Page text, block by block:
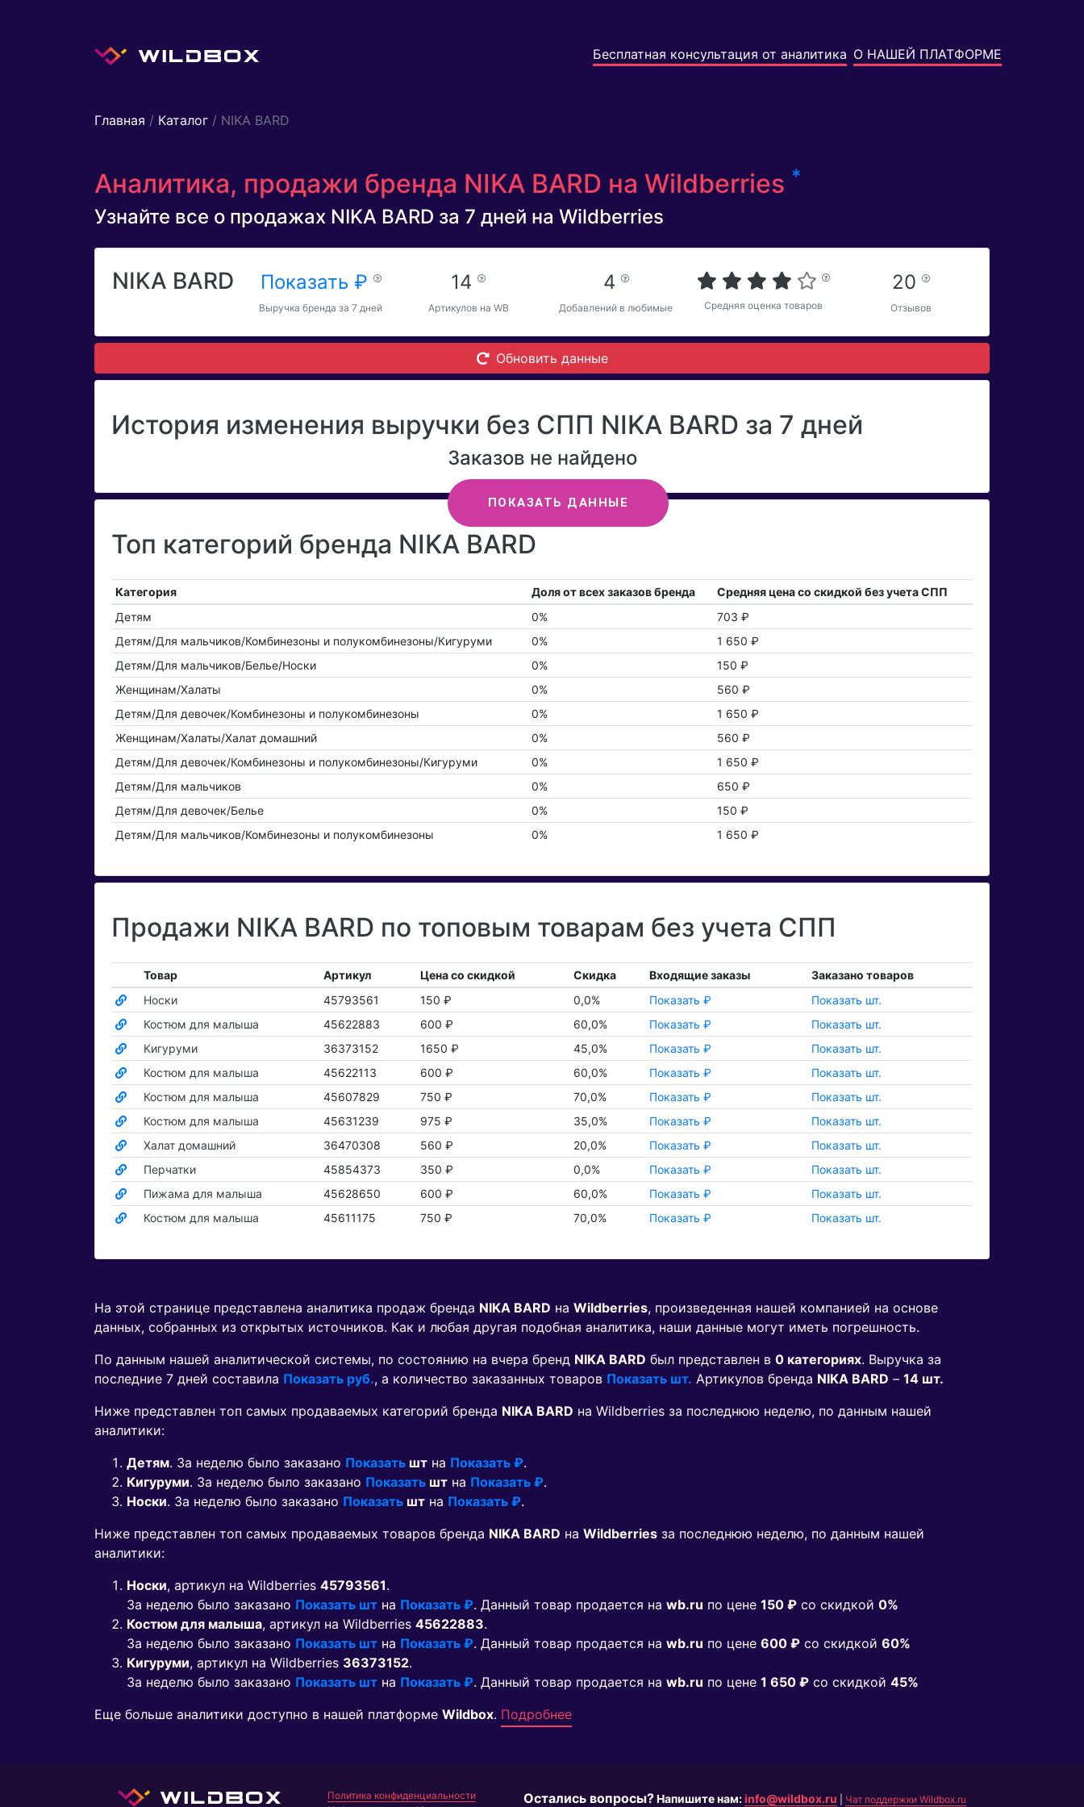
Бесплатная консультация от аналитика О НАШЕЙ ПЛАТФОРМЕ
Главная / Каталог / NIKA BARD
Аналитика, продажи бренда NIKA BARD на Wildberries *
Узнайте все о продажах NIKA BARD за 7 дней на Wildberries
NIKA BARD Показать ₽
Выручка бренда за 7 дней
14
Артикулов на WB
4
Добавлений в любимые Средняя оценка товаров
20
Отзывов
Обновить данные
История изменения выручки без СПП NIKA BARD за 7 дней
ПОКАЗАТЬ ДАННЫЕ
Заказов не найдено
Топ категорий бренда NIKA BARD
Категория Доля от всех заказов бренда
Средняя цена со скидкой без учета СПП
Детям
0%
703 ₽
Детям/Для мальчиков/Комбинезоны и полукомбинезоны/Кигуруми
0%
1 650 ₽
Детям/Для мальчиков/Белье/Носки
0%
150 ₽
Женщинам/Халаты
0%
560 ₽
Детям/Для девочек/Комбинезоны и полукомбинезоны
0%
1 650 ₽
Женщинам/Халаты/Халат домашний
0%
560 ₽
Детям/Для девочек/Комбинезоны и полукомбинезоны/Кигуруми
0%
1 650 ₽
Детям/Для мальчиков
0%
650 ₽
Детям/Для девочек/Белье
0%
150 ₽
Детям/Для мальчиков/Комбинезоны и полукомбинезоны
0% 1 650 ₽
Продажи NIKA BARD по топовым товарам без учета СПП
Товар Артикул Цена со скидкой Скидка Входящие заказы
Заказано товаров
Носки
45793561 150 ₽ 0,0% Показать ₽
Показать шт.
Костюм для малыша
45622883 600 ₽ 60,0% Показать ₽
Показать шт.
Кигуруми
36373152 1650 ₽ 45,0% Показать ₽
Показать шт.
Костюм для малыша
45622113 600 ₽ 60,0% Показать ₽
Показать шт.
Костюм для малыша
45607829 750 ₽ 70,0% Показать ₽
Показать шт.
Костюм для малыша
45631239 975 ₽ 35,0% Показать ₽
Показать шт.
Халат домашний
36470308 560 ₽ 20,0% Показать ₽
Показать шт.
Перчатки
45854373 350 ₽ 0,0% Показать ₽
Показать шт.
Пижама для малыша
45628650 600 ₽ 60,0% Показать ₽
Показать шт.
Костюм для малыша
45611175 750 ₽ 70,0% Показать ₽ Показать шт.
На этой странице представлена аналитика продаж бренда NIKA BARD на Wildberries, произведенная нашей компанией на основе
данных, собранных из открытых источников. Как и любая другая подобная аналитика, наши данные могут иметь погрешность.
По данным нашей аналитической системы, по состоянию на вчера бренд NIKA BARD был представлен в 0 категориях. Выручка за
последние 7 дней составила Показать руб., а количество заказанных товаров Показать шт. Артикулов бренда NIKA BARD – 14 шт.
Ниже представлен топ самых продаваемых категорий бренда NIKA BARD на Wildberries за последнюю неделю, по данным нашей
аналитики:
Детям. За неделю было заказано Показать шт на Показать ₽.
Кигуруми. За неделю было заказано Показать шт на Показать ₽.
Носки. За неделю было заказано Показать шт на Показать ₽.
Ниже представлен топ самых продаваемых товаров бренда NIKA BARD на Wildberries за последнюю неделю, по данным нашей
аналитики:
Носки, артикул на Wildberries 45793561.
За неделю было заказано Показать шт на Показать ₽. Данный товар продается на wb.ru по цене 150 ₽ co скидкой 0%
Костюм для малыша, артикул на Wildberries 45622883.
За неделю было заказано Показать шт на Показать ₽. Данный товар продается на wb.ru по цене 600 ₽ co скидкой 60%
Кигуруми, артикул на Wildberries 36373152.
За неделю было заказано Показать шт на Показать ₽. Данный товар продается на wb.ru по цене 1 650 ₽ co скидкой 45%
Еще больше аналитики доступно в нашей платформе Wildbox. Подробнее
Политика конфиденциальности
Остались вопросы?Напишите нам:info@wildbox.ru Чат поддержки Wildbox.ru